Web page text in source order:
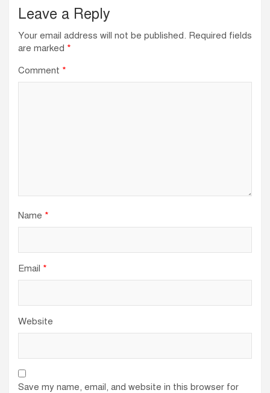
Leave a Reply
Your email address will not be published. Required fields
are marked *
Comment *
Name *
Email *
Website
Save my name, email, and website in this browser for